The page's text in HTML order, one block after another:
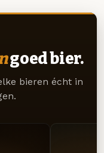
goed bier.
bieren écht in